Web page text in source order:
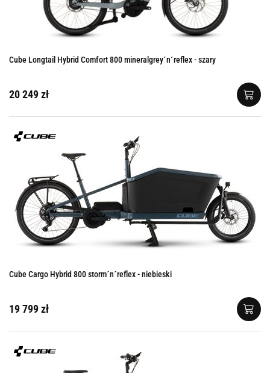
Cube Longtail Hybrid Comfort 800 mineralgrey´n´reflex - szary
20 249 zł
Cube Cargo Hybrid 800 storm´n´reflex - niebieski
19 799 zł